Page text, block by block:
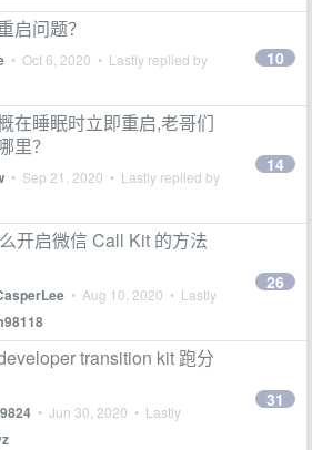
启问题？
• Oct 6, 2020 • Lastly replied by 10
在睡眠时立即重启,老哥们
里？
• Sep 21, 2020 • Lastly replied by
14
开启微信 Call Kit 的方法
• Aug 10, 2020 • Lastly
26
transition kit 跑分
• Jun 30, 2020 • Lastly
31